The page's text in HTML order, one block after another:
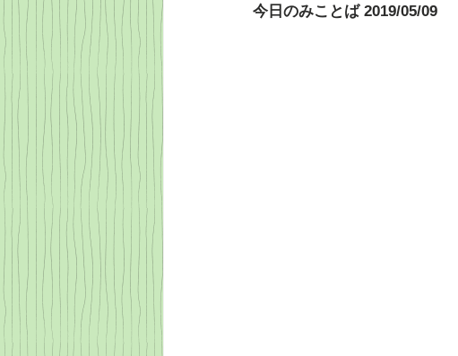
今日のみことば 2019/05/09